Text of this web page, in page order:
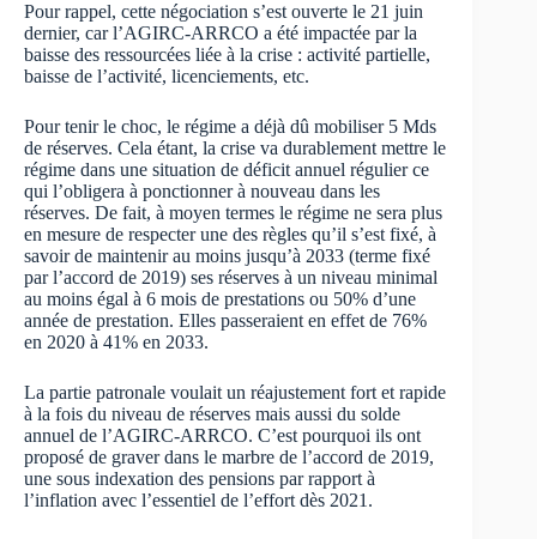
Pour rappel, cette négociation s’est ouverte le 21 juin
dernier, car l’AGIRC-ARRCO a été impactée par la
baisse des ressourcées liée à la crise : activité partielle,
baisse de l’activité, licenciements, etc.
Pour tenir le choc, le régime a déjà dû mobiliser 5 Mds
de réserves. Cela étant, la crise va durablement mettre le
régime dans une situation de déficit annuel régulier ce
qui l’obligera à ponctionner à nouveau dans les
réserves. De fait, à moyen termes le régime ne sera plus
en mesure de respecter une des règles qu’il s’est fixé, à
savoir de maintenir au moins jusqu’à 2033 (terme fixé
par l’accord de 2019) ses réserves à un niveau minimal
au moins égal à 6 mois de prestations ou 50% d’une
année de prestation. Elles passeraient en effet de 76%
en 2020 à 41% en 2033.
La partie patronale voulait un réajustement fort et rapide
à la fois du niveau de réserves mais aussi du solde
annuel de l’AGIRC-ARRCO. C’est pourquoi ils ont
proposé de graver dans le marbre de l’accord de 2019,
une sous indexation des pensions par rapport à
l’inflation avec l’essentiel de l’effort dès 2021.